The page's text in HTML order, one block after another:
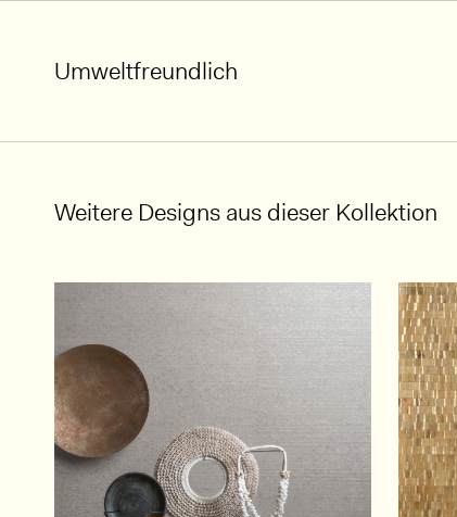
Umweltfreundlich
Weitere Designs aus dieser Kollektion